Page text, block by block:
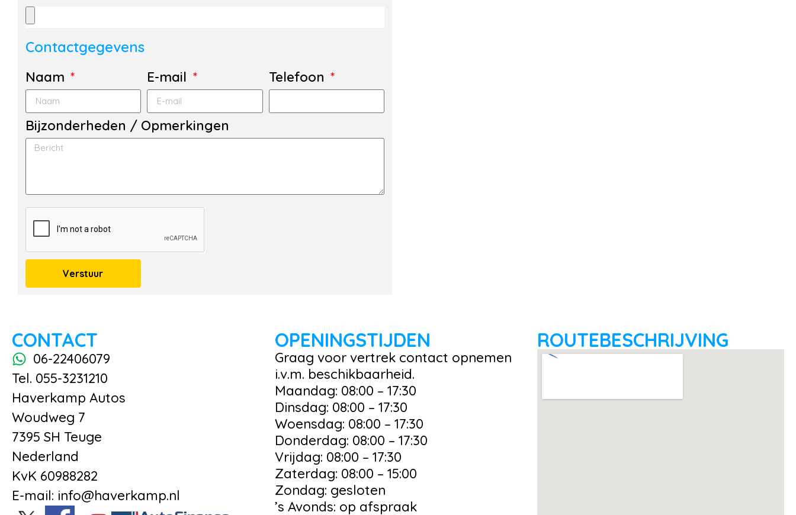
Contactgegevens
Naam E-mail Telefoon
Bijzonderheden / Opmerkingen
Verstuur
CONTACT
06-22406079
Tel. 055-3231210
Haverkamp Autos
Woudweg 7
7395 SH Teuge
Nederland
KvK 60988282
E-mail: info@haverkamp.nl
OPENINGSTIJDEN
Graag voor vertrek contact opnemen
i.v.m. beschikbaarheid.
Maandag: 08:00 – 17:30
Dinsdag: 08:00 – 17:30
Woensdag: 08:00 – 17:30
Donderdag: 08:00 – 17:30
Vrijdag: 08:00 – 17:30
Zaterdag: 08:00 – 15:00
Zondag: gesloten
’s Avonds: op afspraak
ROUTEBESCHRIJVING